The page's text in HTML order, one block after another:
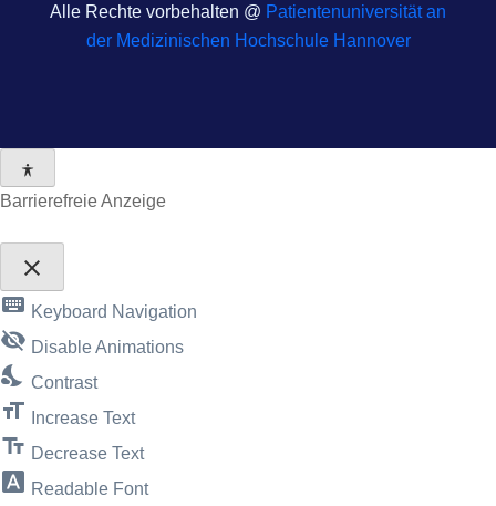
Alle Rechte vorbehalten @ Patientenuniversität an
der Medizinischen Hochschule Hannover
Barrierefreie Anzeige
close
Toggle
the
visibility
of
Accessibility
keyboard Keyboard Navigation
visibility_off Disable Animations
nights_stay Contrast
format_size Increase Text
text_fields Decrease Text
font_download Readable Font